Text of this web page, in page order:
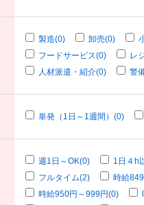
製造(0) 卸売(0)
フードサービス(0)
レ
人材派遣・紹介(0)
警
単発（1日～1週間）(0)
週1日～OK(0)
1日４h
フルタイム(2)
時給
時給950円～999円(0)